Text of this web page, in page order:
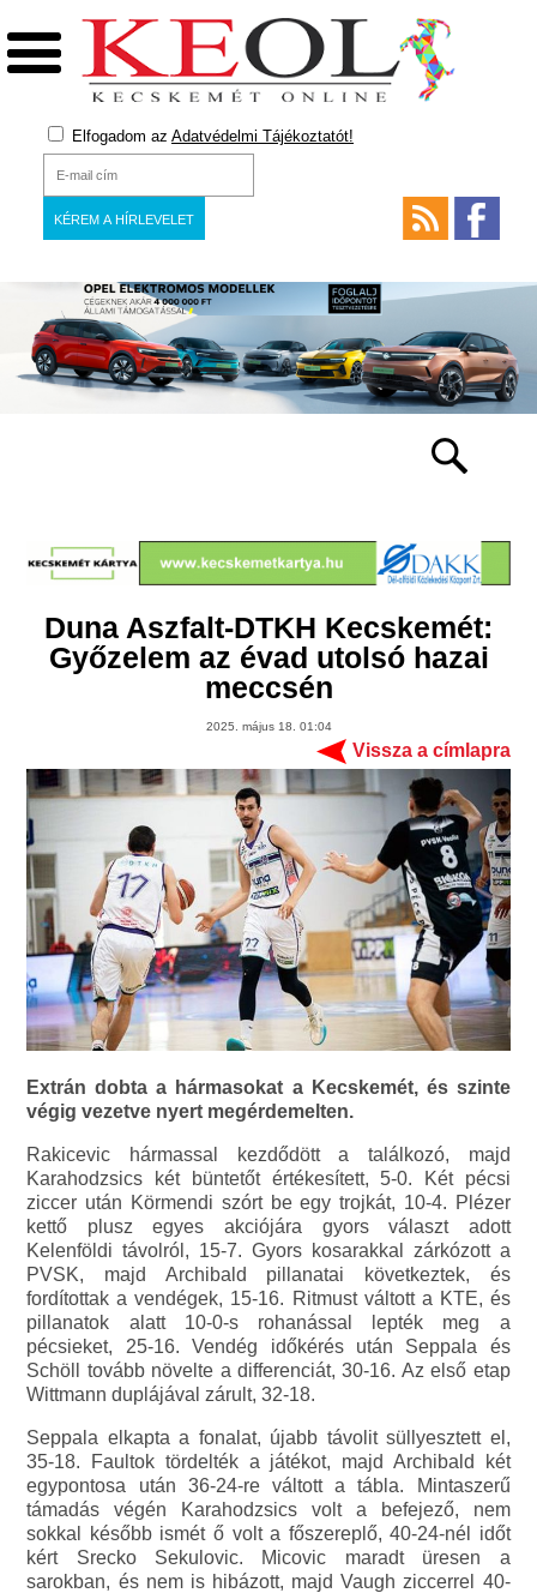
Elfogadom az Adatvédelmi Tájékoztatót!
Duna Aszfalt-DTKH Kecskemét:
Győzelem az évad utolsó hazai
meccsén
2025. május 18. 01:04
Vissza a címlapra
Extrán dobta a hármasokat a Kecskemét, és szinte
végig vezetve nyert megérdemelten.
Rakicevic hármassal kezdődött a találkozó, majd
Karahodzsics két büntetőt értékesített, 5-0. Két pécsi
ziccer után Körmendi szórt be egy trojkát, 10-4. Plézer
kettő plusz egyes akciójára gyors választ adott
Kelenföldi távolról, 15-7. Gyors kosarakkal zárkózott a
PVSK, majd Archibald pillanatai következtek, és
fordítottak a vendégek, 15-16. Ritmust váltott a KTE, és
pillanatok alatt 10-0-s rohanással lepték meg a
pécsieket, 25-16. Vendég időkérés után Seppala és
Schöll tovább növelte a differenciát, 30-16. Az első etap
Wittmann duplájával zárult, 32-18.
Seppala elkapta a fonalat, újabb távolit süllyesztett el,
35-18. Faultok tördelték a játékot, majd Archibald két
egypontosa után 36-24-re váltott a tábla. Mintaszerű
támadás végén Karahodzsics volt a befejező, nem
sokkal később ismét ő volt a főszereplő, 40-24-nél időt
kért Srecko Sekulovic. Micovic maradt üresen a
sarokban, és nem is hibázott, majd Vaugh ziccerrel 40-